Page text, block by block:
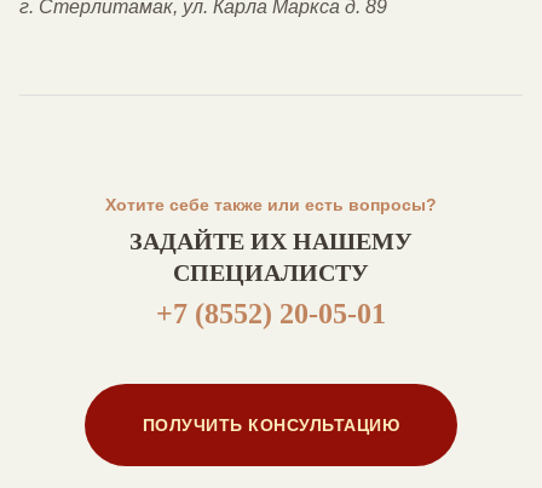
г. Стерлитамак, ул. Карла Маркса д. 89
Хотите себе также или есть вопросы?
ЗАДАЙТЕ ИХ НАШЕМУ
СПЕЦИАЛИСТУ
+7 (8552) 20-05-01
ПОЛУЧИТЬ КОНСУЛЬТАЦИЮ